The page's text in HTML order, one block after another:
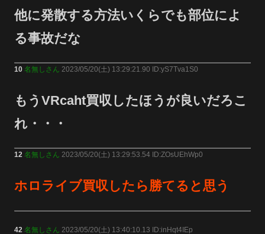
他に発散する方法いくらでも部位によ
る事故だな
10 名無しさん 2023/05/20(土) 13:29:21.90 ID:yS7Tva1S0
もうVRcaht買収したほうが良いだろこ
れ・・・
12 名無しさん 2023/05/20(土) 13:29:53.54 ID:ZOsUEhWp0
ホロライブ買収したら勝てると思う
42 名無しさん 2023/05/20(土) 13:40:10.13 ID:inHqt4IEp